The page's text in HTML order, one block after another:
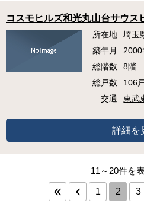
コスモヒルズ和光丸山台サウス
所在地
埼玉
築年月
2000
総階数
8階
総戸数
106
交通
東武
詳細を
11～20件を
1 2 3